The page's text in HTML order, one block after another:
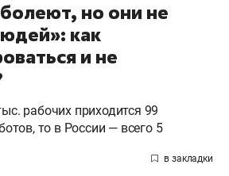
но они не
как
и не
рабочих приходится 99
то в России — всего 5